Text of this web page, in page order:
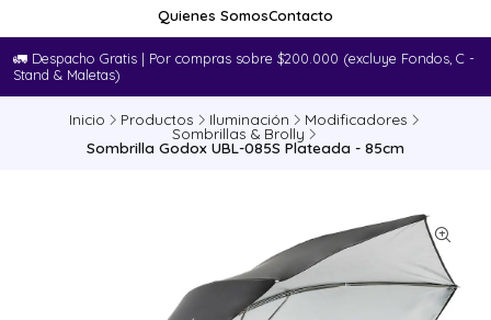
Quienes SomosContacto
🚛​ Despacho Gratis | Por compras sobre $200.000 (excluye Fondos, C -
Stand & Maletas)
Inicio Productos Iluminación Modificadores
Sombrillas & Brolly
Sombrilla Godox UBL-085S Plateada - 85cm